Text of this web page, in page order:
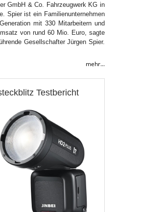
GmbH & Co. Fahrzeugwerk KG in
Spier ist ein Familienunternehmen
mit 330 Mitarbeitern und
von rund 60 Mio. Euro, sagte
Gesellschafter Jürgen Spier.
mehr...
Testbericht